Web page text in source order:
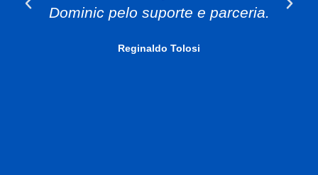
Dominic pelo suporte e parceria.
Reginaldo Tolosi